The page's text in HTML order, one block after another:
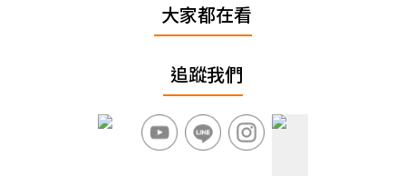
大家都在看
追蹤我們